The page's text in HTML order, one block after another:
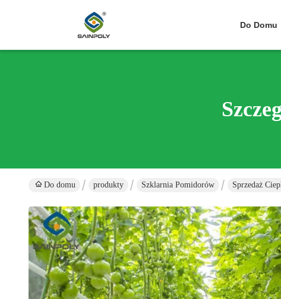
Do Domu
Do domu produkty Szklarnia Pomidorów Sprzedaż